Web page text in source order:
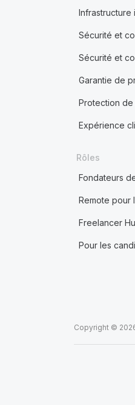
Infrastructure
Sécurité et
Sécurité et
Garantie de
Protection
Expérience
Rôles
Fondateurs
Remote pour
Freelancer
Pour les
Copyright ©